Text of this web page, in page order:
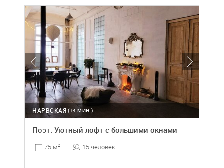
(14 МИН.)
НАРВСКАЯ
Поэт. Уютный лофт с большими окнами
75 м2 15 человек